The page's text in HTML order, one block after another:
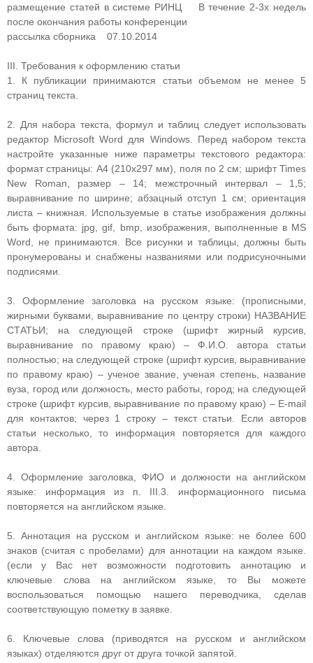
размещение статей в системе РИНЦ В течение 2-3х недель
после окончания работы конференции
рассылка сборника 07.10.2014
III. Требования к оформлению статьи
1. К публикации принимаются статьи объемом не менее 5
страниц текста.
2. Для набора текста, формул и таблиц следует использовать
редактор Microsoft Word для Windows. Перед набором текста
настройте указанные ниже параметры текстового редактора:
формат страницы: А4 (210x297 мм), поля по 2 см; шрифт Times
New Roman, размер – 14; межстрочный интервал – 1,5;
выравнивание по ширине; абзацный отступ 1 см; ориентация
листа – книжная. Используемые в статье изображения должны
быть формата: jpg, gif, bmp, изображения, выполненные в MS
Word, не принимаются. Все рисунки и таблицы, должны быть
пронумерованы и снабжены названиями или подрисуночными
подписями.
3. Оформление заголовка на русском языке: (прописными,
жирными буквами, выравнивание по центру строки) НАЗВАНИЕ
СТАТЬИ; на следующей строке (шрифт жирный курсив,
выравнивание по правому краю) – Ф.И.О. автора статьи
полностью; на следующей строке (шрифт курсив, выравнивание
по правому краю) – ученое звание, ученая степень, название
вуза, город или должность, место работы, город; на следующей
строке (шрифт курсив, выравнивание по правому краю) – E-mail
для контактов; через 1 строку – текст статьи. Если авторов
статьи несколько, то информация повторяется для каждого
автора.
4. Оформление заголовка, ФИО и должности на английском
языке: информация из п. III.3. информационного письма
повторяется на английском языке.
5. Аннотация на русском и английском языке: не более 600
знаков (считая с пробелами) для аннотации на каждом языке.
(если у Вас нет возможности подготовить аннотацию и
ключевые слова на английском языке, то Вы можете
воспользоваться помощью нашего переводчика, сделав
соответствующую пометку в заявке.
6. Ключевые слова (приводятся на русском и английском
языках) отделяются друг от друга точкой запятой.